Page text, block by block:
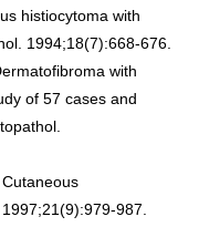
histiocytoma with
1994;18(7):668-676.
with
of 57 cases and
987.